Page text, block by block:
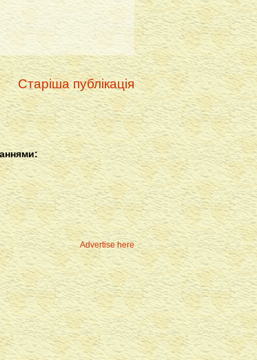
Старіша публікація
Advertise here